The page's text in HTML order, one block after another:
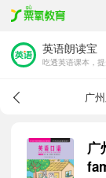
英语朗读宝
吃透英语课本，
广
广